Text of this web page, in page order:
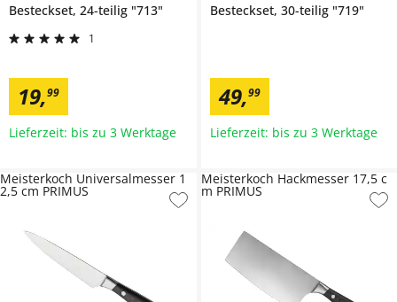
Besteckset, 24-teilig "713"
1
19,99
Lieferzeit: bis zu 3 Werktage
Besteckset, 30-teilig "719"
49,99
Lieferzeit: bis zu 3 Werktage
Meisterkoch Universalmesser 1
2,5 cm PRIMUS
Meisterkoch Hackmesser 17,5 c
m PRIMUS